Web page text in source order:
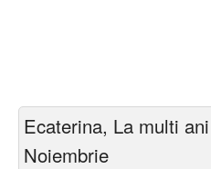
Ecaterina, La multi
Noiembrie